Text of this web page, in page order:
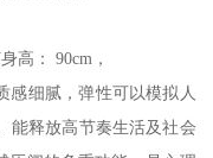
高： 90cm，
感细腻，弹性可以模拟人
能释放高节奏生活及社会